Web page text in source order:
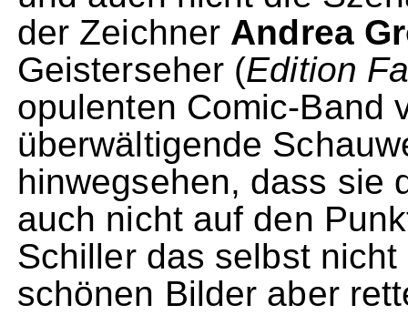
der Zeichner Andrea
Geisterseher (Edition
opulenten Comic-Band
überwältigende
hinwegsehen, dass sie
auch nicht auf den
Schiller das selbst
schönen Bilder aber